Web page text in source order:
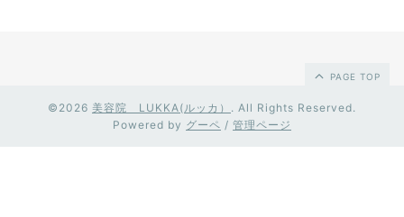
PAGE TOP
©2026 美容院 LUKKA(ルッカ） . All Rights Reserved.
Powered by グーペ / 管理ページ